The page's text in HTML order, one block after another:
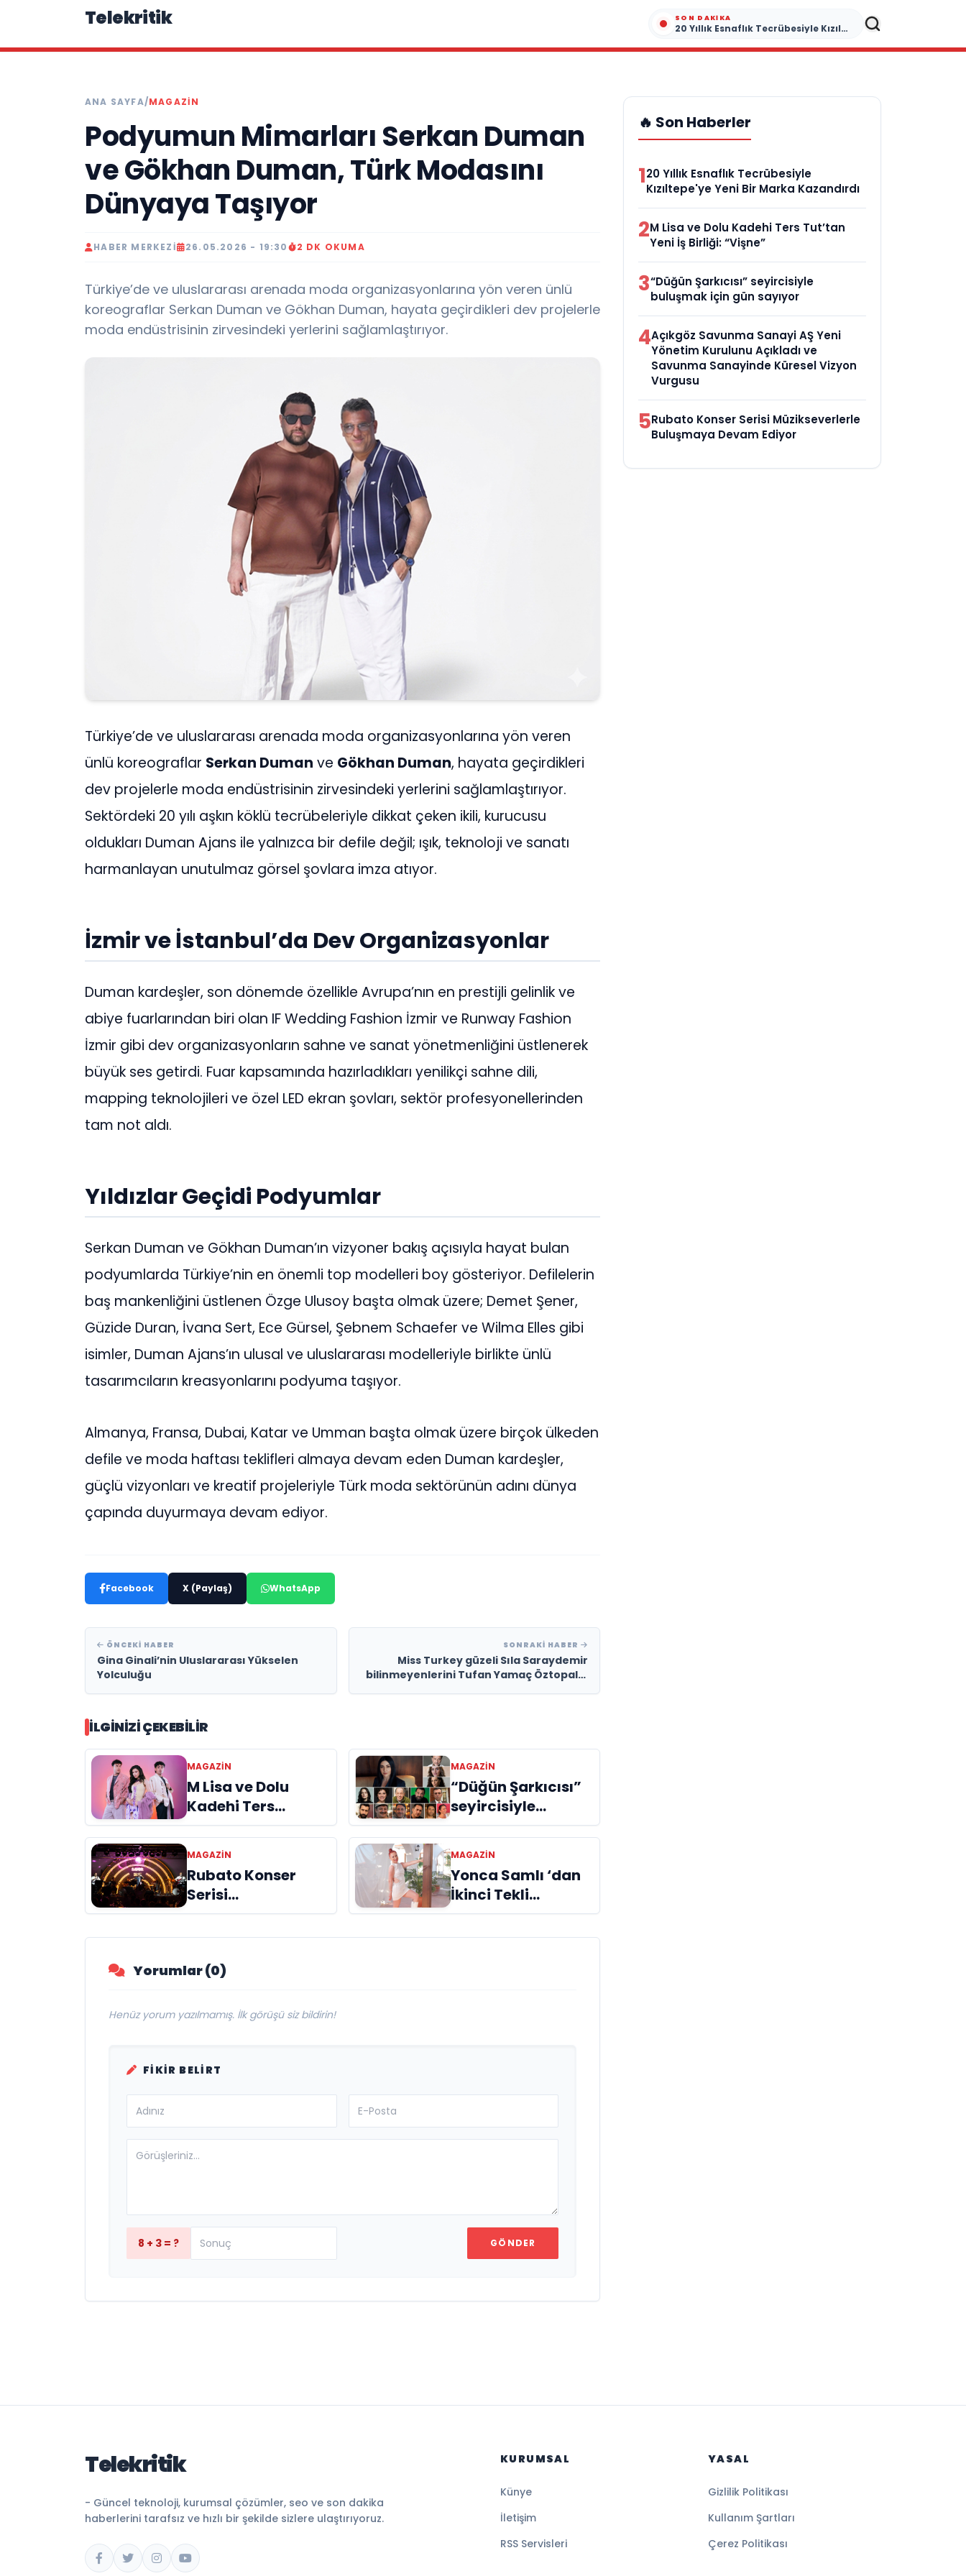
Telekritik SON DAKIKA
20 Yıllık Esnaflık Tecrübesiyle Kızıltepe'ye Yeni Bir Marka Kazandırdı
ANA SAYFA/MAGAZIN
Podyumun Mimarları Serkan Duman
ve Gökhan Duman, Türk Modasını
Dünyaya Taşıyor
HABER MERKEZI 26.05.2026 - 19:30 2 DK OKUMA
Türkiye’de ve uluslararası arenada moda organizasyonlarına yön veren ünlü
koreograflar Serkan Duman ve Gökhan Duman, hayata geçirdikleri dev projelerle
moda endüstrisinin zirvesindeki yerlerini sağlamlaştırıyor.
Türkiye’de ve uluslararası arenada moda organizasyonlarına yön veren
ünlü koreograflar Serkan Duman ve Gökhan Duman, hayata geçirdikleri
dev projelerle moda endüstrisinin zirvesindeki yerlerini sağlamlaştırıyor.
Sektördeki 20 yılı aşkın köklü tecrübeleriyle dikkat çeken ikili, kurucusu
oldukları Duman Ajans ile yalnızca bir defile değil; ışık, teknoloji ve sanatı
harmanlayan unutulmaz görsel şovlara imza atıyor.
İzmir ve İstanbul’da Dev Organizasyonlar
Duman kardeşler, son dönemde özellikle Avrupa’nın en prestijli gelinlik ve
abiye fuarlarından biri olan IF Wedding Fashion İzmir ve Runway Fashion
İzmir gibi dev organizasyonların sahne ve sanat yönetmenliğini üstlenerek
büyük ses getirdi. Fuar kapsamında hazırladıkları yenilikçi sahne dili,
mapping teknolojileri ve özel LED ekran şovları, sektör profesyonellerinden
tam not aldı.
Yıldızlar Geçidi Podyumlar
Serkan Duman ve Gökhan Duman’ın vizyoner bakış açısıyla hayat bulan
podyumlarda Türkiye’nin en önemli top modelleri boy gösteriyor. Defilelerin
baş mankenliğini üstlenen Özge Ulusoy başta olmak üzere; Demet Şener,
Güzide Duran, İvana Sert, Ece Gürsel, Şebnem Schaefer ve Wilma Elles gibi
isimler, Duman Ajans’ın ulusal ve uluslararası modelleriyle birlikte ünlü
tasarımcıların kreasyonlarını podyuma taşıyor.
Almanya, Fransa, Dubai, Katar ve Umman başta olmak üzere birçok ülkeden
defile ve moda haftası teklifleri almaya devam eden Duman kardeşler,
güçlü vizyonları ve kreatif projeleriyle Türk moda sektörünün adını dünya
çapında duyurmaya devam ediyor.
Facebook X (Paylaş) WhatsApp
ÖNCEKI HABER
Gina Ginali’nin Uluslararası Yükselen
Yolculuğu
SONRAKI HABER
Miss Turkey güzeli Sıla Saraydemir
bilinmeyenlerini Tufan Yamaç Öztopal’a
İLGINIZI ÇEKEBILIR
MAGAZIN
M Lisa ve Dolu
Kadehi Ters
Tut’tan Yeni İş
Birliği: “Vişne”
MAGAZIN
“Düğün Şarkıcısı”
seyircisiyle
buluşmak için gün
sayıyor
MAGAZIN
Rubato Konser
Serisi
Müzikseverlerle
Buluşmaya Devam
MAGAZIN
Yonca Samlı ‘dan
İkinci Tekli
“Donacaksın
Sevgilim “
Yorumlar (0)
Henüz yorum yazılmamış. İlk görüşü siz bildirin!
FIKIR BELIRT
8 + 3 = ? GÖNDER
🔥 Son Haberler
120 Yıllık Esnaflık Tecrübesiyle
Kızıltepe'ye Yeni Bir Marka Kazandırdı
2M Lisa ve Dolu Kadehi Ters Tut’tan
Yeni İş Birliği: “Vişne”
3“Düğün Şarkıcısı” seyircisiyle
buluşmak için gün sayıyor
4Açıkgöz Savunma Sanayi AŞ Yeni
Yönetim Kurulunu Açıkladı ve
Savunma Sanayinde Küresel Vizyon
Vurgusu
5Rubato Konser Serisi Müzikseverlerle
Buluşmaya Devam Ediyor
Telekritik
- Güncel teknoloji, kurumsal çözümler, seo ve son dakika
haberlerini tarafsız ve hızlı bir şekilde sizlere ulaştırıyoruz.
KURUMSAL
Künye
İletişim
RSS Servisleri
YASAL
Gizlilik Politikası
Kullanım Şartları
Çerez Politikası